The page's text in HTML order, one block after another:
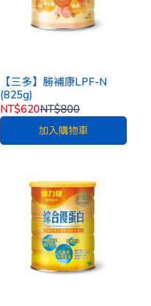
【三多】勝補康LPF-N
(825g)
NT$620NT$800
加入購物車